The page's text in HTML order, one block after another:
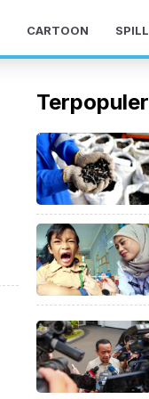
CARTOON SPILL
Terpopuler